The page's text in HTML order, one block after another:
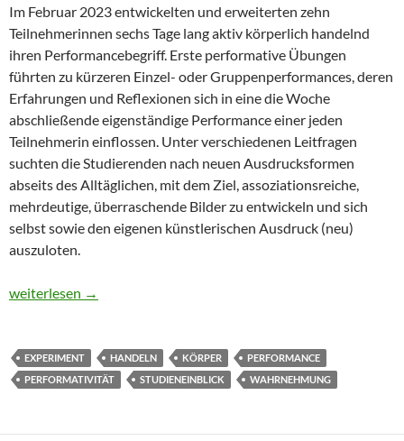
Im Februar 2023 entwickelten und erweiterten zehn
Teilnehmerinnen sechs Tage lang aktiv körperlich handelnd
ihren Performancebegriff. Erste performative Übungen
führten zu kürzeren Einzel- oder Gruppenperformances, deren
Erfahrungen und Reflexionen sich in eine die Woche
abschließende eigenständige Performance einer jeden
Teilnehmerin einflossen. Unter verschiedenen Leitfragen
suchten die Studierenden nach neuen Ausdrucksformen
abseits des Alltäglichen, mit dem Ziel, assoziationsreiche,
mehrdeutige, überraschende Bilder zu entwickeln und sich
selbst sowie den eigenen künstlerischen Ausdruck (neu)
auszuloten.
Unstillbare (Neu)gier. Performance Art als Kunst des Handelns
weiterlesen →
EXPERIMENT HANDELN KÖRPER
PERFORMANCE
PERFORMATIVITÄT
STUDIENEINBLICK WAHRNEHMUNG